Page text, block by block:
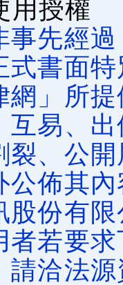
用授權
事先經
式書面
網」所
互易、
裂、公
公佈其
股份有
者若要
請洽法